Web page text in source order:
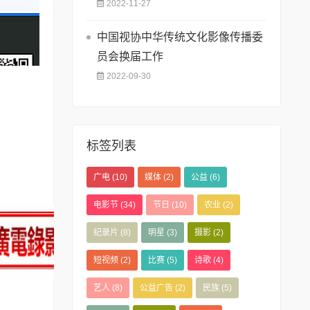
2022-11-27
中国视协中华传统文化影像传播委
员会换届工作
2022-09-30
标签列表
广电(10) 媒体(2) 公益 (6)
电影节 (34) 节日 (10) 农业 (2)
纪录片 (8) 明星 (3) 摄影 (2)
短视频 (2) 比赛(5) 诗歌 (4)
艺人(8) 公益广告(2) 民族 (5)